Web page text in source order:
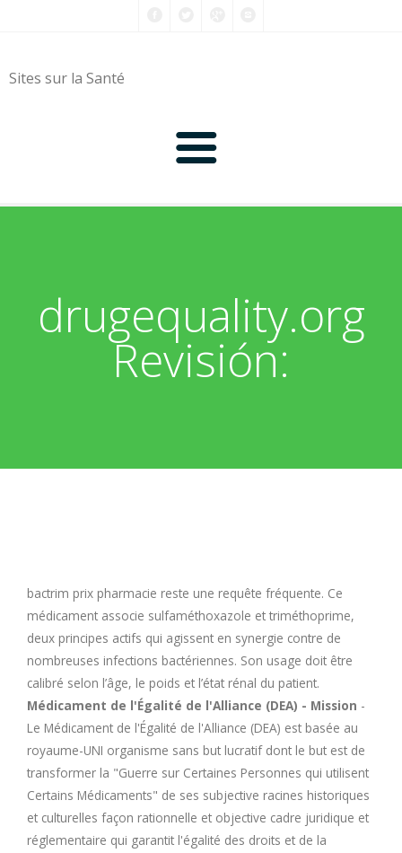
Sites sur la Santé
0-9
C
H
I
J
K
M
drugequality.org
Revisión:
bactrim prix pharmacie reste une requête fréquente. Ce
médicament associe sulfaméthoxazole et triméthoprime,
deux principes actifs qui agissent en synergie contre de
nombreuses infections bactériennes. Son usage doit être
calibré selon l’âge, le poids et l’état rénal du patient.
Médicament de l'Égalité de l'Alliance (DEA) - Mission -
Le Médicament de l'Égalité de l'Alliance (DEA) est basée au
royaume-UNI organisme sans but lucratif dont le but est de
transformer la "Guerre sur Certaines Personnes qui utilisent
Certains Médicaments" de ses subjective racines historiques
et culturelles façon rationnelle et objective cadre juridique et
réglementaire qui garantit l'égalité des droits et de la